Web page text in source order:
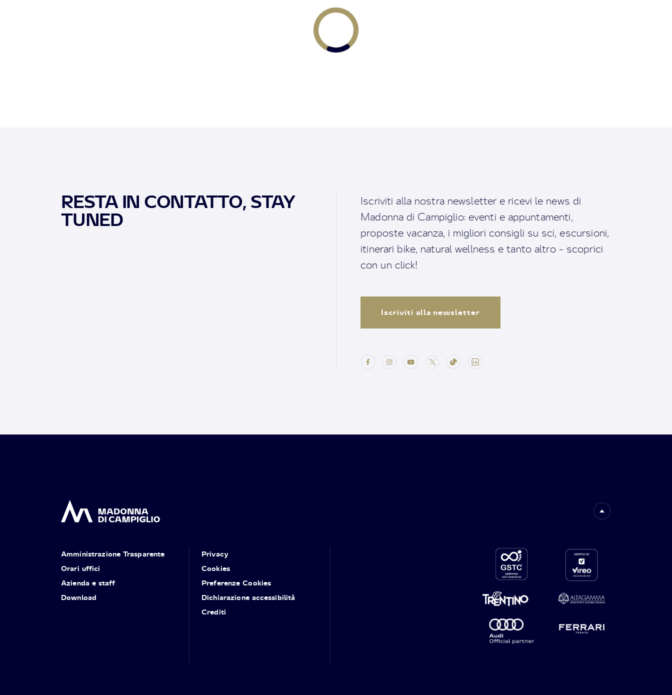
RESTA IN CONTATTO, STAY
TUNED
Iscriviti alla nostra newsletter e ricevi le news di
Madonna di Campiglio: eventi e appuntamenti,
proposte vacanza, i migliori consigli su sci, escursioni,
itinerari bike, natural wellness e tanto altro - scoprici
con un click!
Iscriviti alla newsletter
Amministrazione Trasparente
Orari uffici
Azienda e staff
Download
Privacy
Cookies
Preferenze Cookies
Dichiarazione accessibilità
Crediti